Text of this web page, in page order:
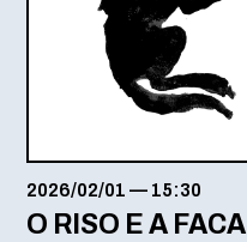
2026/02/01 — 15:30
O RISO E A FACA